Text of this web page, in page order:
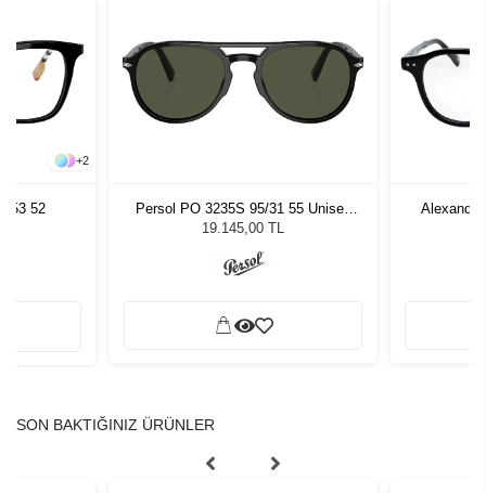
+2
52
Persol PO 3235S 95/31 55 Unisex
Güneş Gözlüğü
19.145,00 TL
SON BAKTIĞINIZ ÜRÜNLER